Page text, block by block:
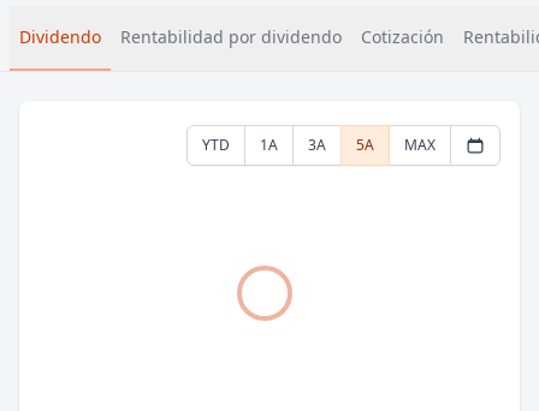
Dividendo Rentabilidad por dividendo Cotización
YTD 1A 3A 5A MAX